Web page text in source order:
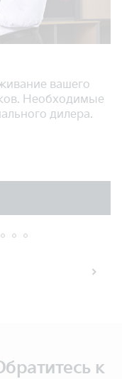
вашего
Необходимые
дилера.
к